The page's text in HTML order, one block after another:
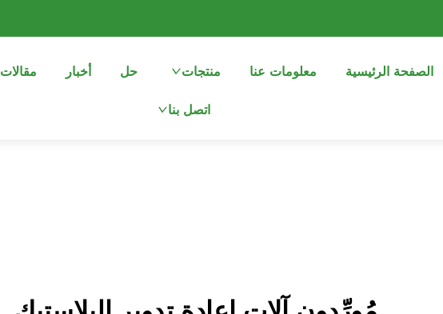
الصفحة الرئيسية معلومات عنا منتجات حل أخبار مقالات
اتصل بنا